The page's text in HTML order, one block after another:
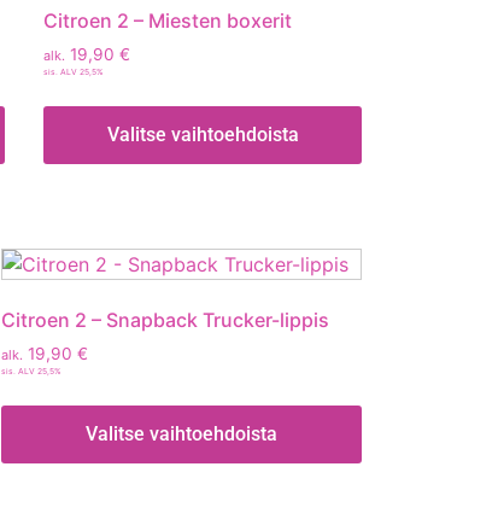
Citroen 2 – Miesten boxerit
alk. 19,90€
sis. ALV 25,5%
Valitse vaihtoehdoista
Citroen 2 – Snapback Trucker-lippis
alk. 19,90€
sis. ALV 25,5%
Valitse vaihtoehdoista